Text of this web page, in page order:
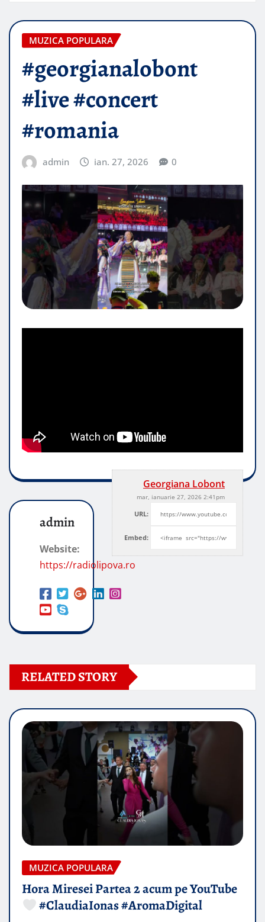
MUZICA POPULARA
#georgianalobont
#live #concert
#romania
admin ian. 27, 2026 0
Georgiana Lobont
mar, ianuarie 27, 2026 2:41pm
URL:
Embed:
admin
Website:
https://radiolipova.ro
RELATED STORY
MUZICA POPULARA
Hora Miresei Partea 2 acum pe YouTube
#ClaudiaIonas #AromaDigital